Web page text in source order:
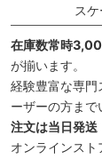
ス
在庫数常時
が揃います。
経験豊富な専門
ーザーの方まで
注文は当日発送
オンラインス